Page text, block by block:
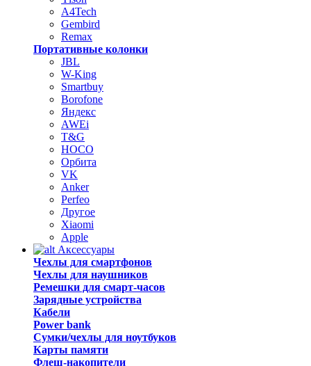
A4Tech
Gembird
Remax
Портативные колонки
JBL
W-King
Smartbuy
Borofone
Яндекс
AWEi
T&G
HOCO
Орбита
VK
Anker
Perfeo
Другое
Xiaomi
Apple
Аксессуары
Чехлы для смартфонов
Чехлы для наушников
Ремешки для смарт-часов
Зарядные устройства
Кабели
Power bank
Сумки/чехлы для ноутбуков
Карты памяти
Флеш-накопители